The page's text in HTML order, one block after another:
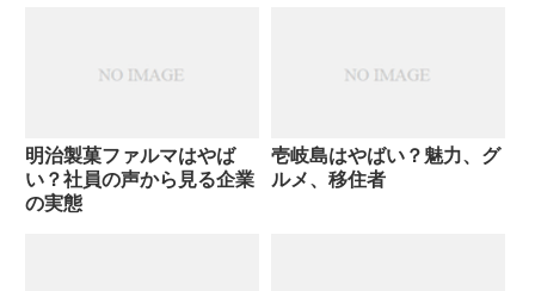
明治製菓ファルマはやば
い？社員の声から見る企業
の実態
壱岐島はやばい？魅力、グ
ルメ、移住者